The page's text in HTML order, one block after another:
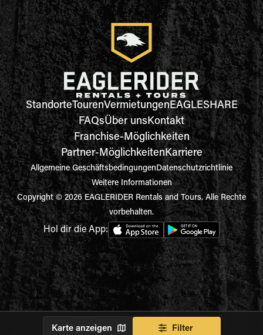
Karte anzeigen Filter
StandorteTourenVermietungenEAGLESHARE
FAQsÜber unsKontakt
Franchise-Möglichkeiten
Partner-MöglichkeitenKarriere
Allgemeine GeschäftsbedingungenDatenschutzrichtlinie
Weitere Informationen
Copyright © 2026 EAGLERIDER Rentals and Tours. Alle Rechte
vorbehalten.
Hol dir die App: